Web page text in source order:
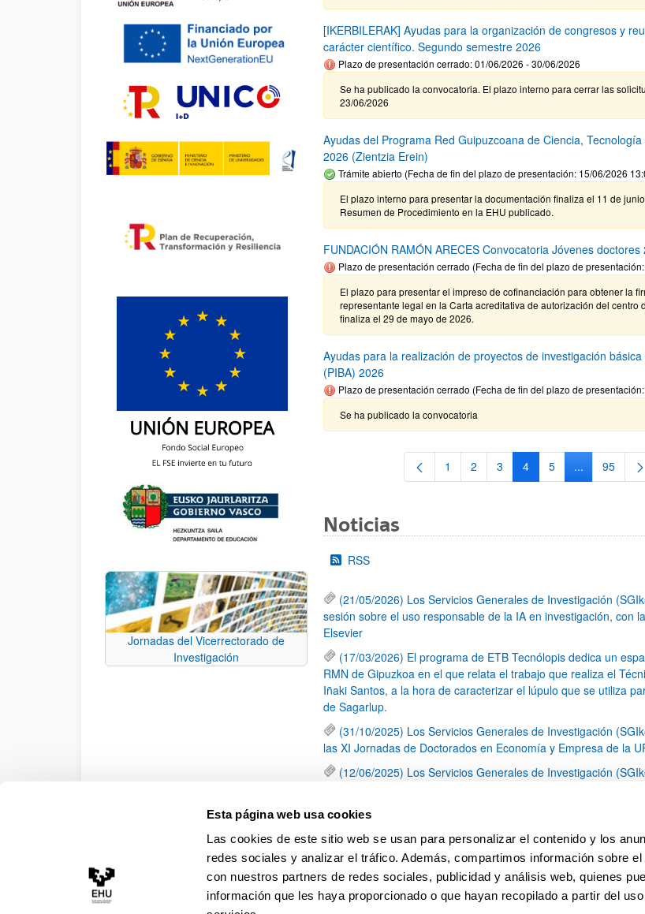
Esta página web usa cookies
Las cookies de este sitio web se usan para personalizar el contenido y los
redes sociales y analizar el tráfico. Además, compartimos información sobre
con nuestros partners de redes sociales, publicidad y análisis web, quienes
información que les haya proporcionado o que hayan recopilado a partir del
Jornadas del Vicerrectorado de
Investigación
[IKERBILERAK] Ayudas para la organización de congresos y
carácter científico. Segundo semestre 2026
Plazo de presentación cerrado: 01/06/2026 - 30/06/2026
Se ha publicado la convocatoria. El plazo interno para cerrar las
23/06/2026
Ayudas del Programa Red Guipuzcoana de Ciencia,
2026 (Zientzia Erein)
Trámite abierto (Fecha de fin del plazo de presentación: 15/06/2026
El plazo interno para presentar la documentación finaliza el 11 de
Resumen de Procedimiento en la EHU publicado.
FUNDACIÓN RAMÓN ARECES Convocatoria Jóvenes doctores
Plazo de presentación cerrado (Fecha de fin del plazo de
El plazo para presentar el impreso de cofinanciación para obtener la
representante legal en la Carta acreditativa de autorización del centro
finaliza el 29 de mayo de 2026.
Ayudas para la realización de proyectos de investigación
(PIBA) 2026
Plazo de presentación cerrado (Fecha de fin del plazo de
Se ha publicado la convocatoria
Página
1 Página
2 Página
3 Página
4 Página
5 ...PáginasPágina
95
Noticias
RSS
(21/05/2026) Los Servicios Generales de Investigación
sesión sobre el uso responsable de la IA en investigación, con
Elsevier
(17/03/2026) El programa de ETB Tecnólopis dedica un
RMN de Gipuzkoa en el que relata el trabajo que realiza el
Iñaki Santos, a la hora de caracterizar el lúpulo que se utiliza
de Sagarlup.
(31/10/2025) Los Servicios Generales de Investigación
las XI Jornadas de Doctorados en Economía y Empresa de la
(12/06/2025) Los Servicios Generales de Investigación
una caracterización química de dos variedades de lúpulo
Página
1 Página
2 Página
3 ...
PáginasPágina
79